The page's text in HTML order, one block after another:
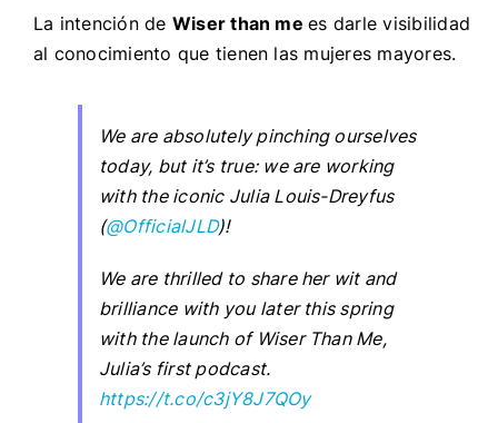
La intención de Wiser than mees darle visibilidad
al conocimiento que tienen las mujeres mayores.
We are absolutely pinching ourselves
today, but it’s true: we are working
with the iconic Julia Louis-Dreyfus
(@OfficialJLD)!
We are thrilled to share her wit and
brilliance with you later this spring
with the launch of Wiser Than Me,
Julia’s first podcast.
https://t.co/c3jY8J7QOy